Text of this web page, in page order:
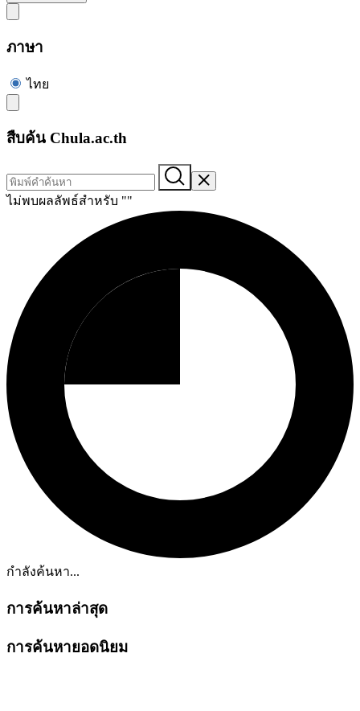
ภาษา
ไทย
สืบค้น Chula.ac.th
ไม่พบผลลัพธ์สำหรับ ""
กำลังค้นหา...
การค้นหาล่าสุด
การค้นหายอดนิยม